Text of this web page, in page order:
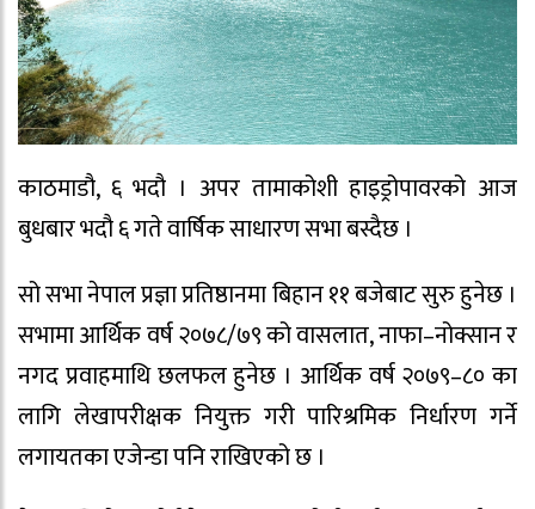
काठमाडौ, ६ भदौ । अपर तामाकोशी हाइड्रोपावरको आज
बुधबार भदौ ६ गते वार्षिक साधारण सभा बस्दैछ ।
सो सभा नेपाल प्रज्ञा प्रतिष्ठानमा बिहान ११ बजेबाट सुरु हुनेछ ।
सभामा आर्थिक वर्ष २०७८/७९ को वासलात, नाफा–नोक्सान र
नगद प्रवाहमाथि छलफल हुनेछ । आर्थिक वर्ष २०७९–८० का
लागि लेखापरीक्षक नियुक्त गरी पारिश्रमिक निर्धारण गर्ने
लगायतका एजेन्डा पनि राखिएको छ ।